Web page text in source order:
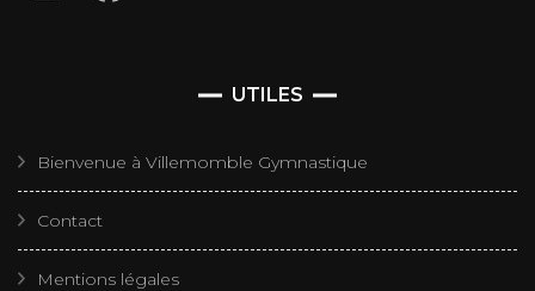
UTILES
Bienvenue à Villemomble Gymnastique
Contact
Mentions légales